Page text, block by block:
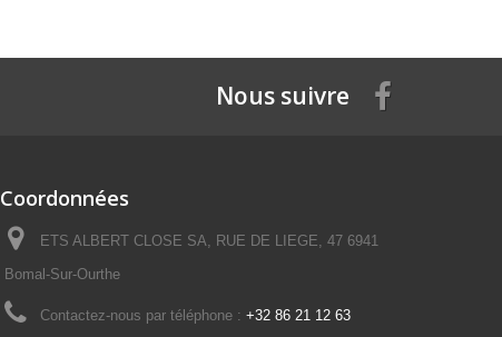
Nous suivre
Coordonnées
ETS ALBERT CLOSE SA, RUE DE LIEGE, 47 6941
Bomal-Sur-Ourthe
Contactez-nous par téléphone : +32 86 21 12 63